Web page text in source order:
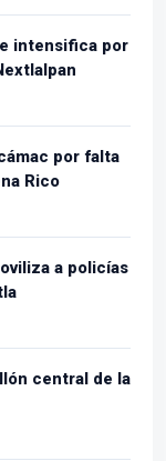
intensifica por
por falta
Rico
a policías
central de la